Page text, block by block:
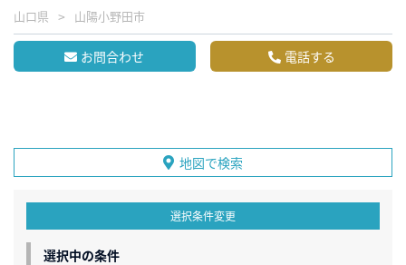
山口県 山陽小野田市
お問合わせ 電話する
地図で検索
選択条件変更
選択中の条件